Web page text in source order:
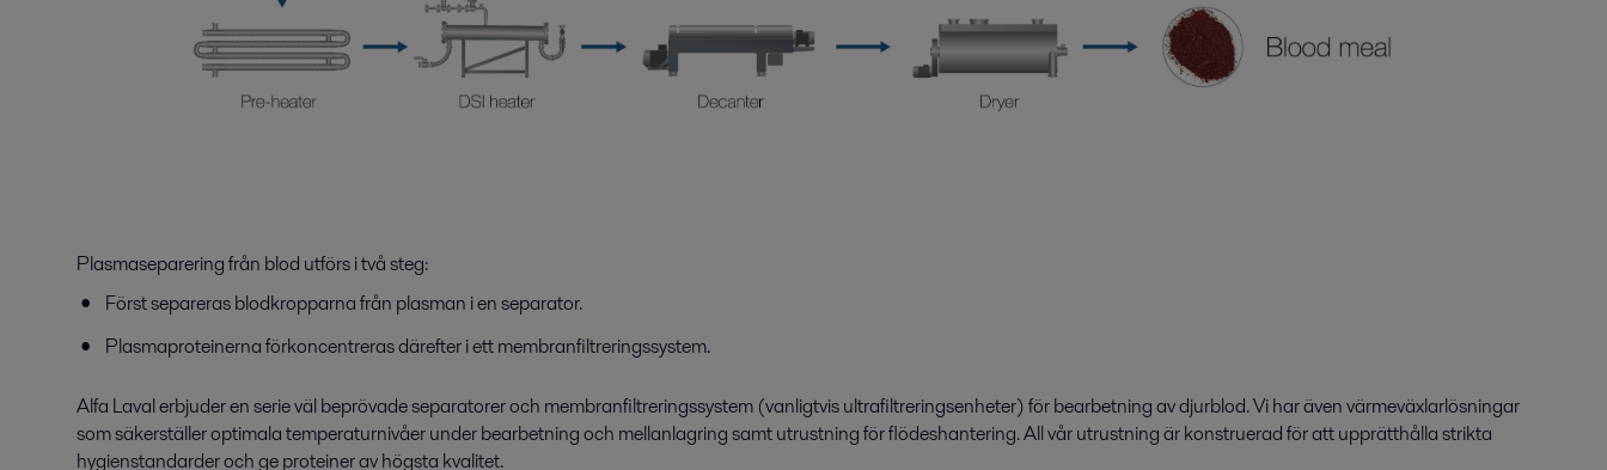
Plasmaseparering från blod utförs i två steg:
Först separeras blodkropparna från plasman i en separator.
Plasmaproteinerna förkoncentreras därefter i ett membranfiltreringssystem.
Alfa Laval erbjuder en serie väl beprövade separatorer och membranfiltreringssystem (vanligtvis ultrafiltreringsenheter) för bearbetning av djurblod. Vi har även värmeväxlarlösningar
som säkerställer optimala temperaturnivåer under bearbetning och mellanlagring samt utrustning för flödeshantering. All vår utrustning är konstruerad för att upprätthålla strikta
hygienstandarder och ge proteiner av högsta kvalitet.